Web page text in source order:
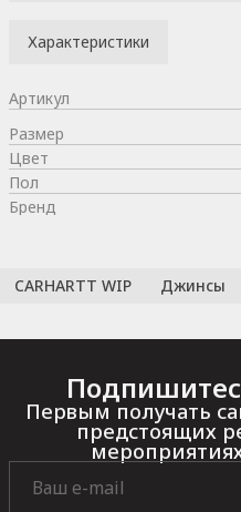
Характеристики
Артикул
Размер
Цвет
Пол
Бренд
CARHARTT WIP Джинсы
Первым получать
предстоящих